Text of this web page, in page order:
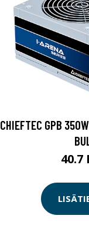
CHIEFTEC GPB
40.7